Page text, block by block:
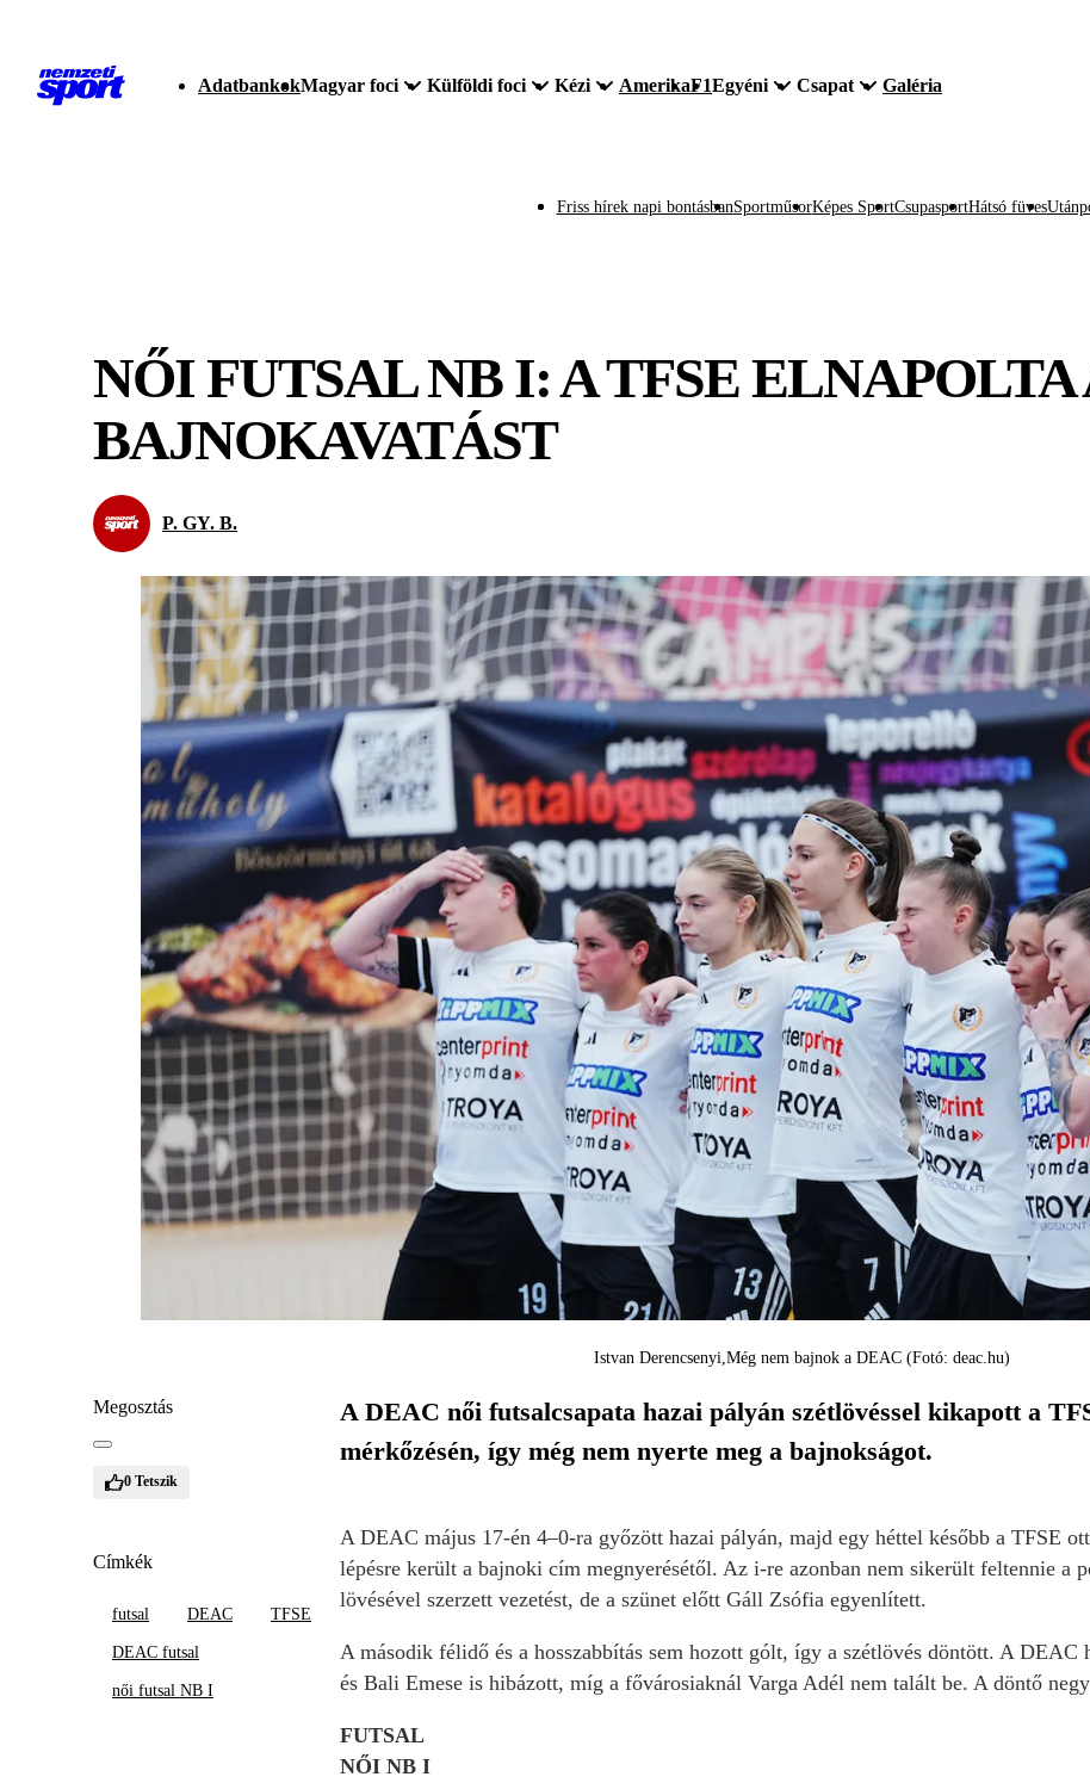
AdatbankokMagyar foci Külföldi foci Kézi AmerikaF1Egyéni Csapat Galéria
Friss hírek napi bontásbanSportműsorKépes SportCsupasportHátsó füves
NŐI FUTSAL NB I: A TFSE ELNAPOLTA
BAJNOKAVATÁST
P. GY. B.
Istvan Derencsenyi Még nem bajnok a DEAC (Fotó: deac.hu)
Megosztás
0 Tetszik
Címkék
futsal DEAC TFSE
DEAC futsal
női futsal NB I
A DEAC női futsalcsapata hazai pályán szétlövéssel kikapott a
mérkőzésén, így még nem nyerte meg a bajnokságot.
A DEAC május 17-én 4–0-ra győzött hazai pályán, majd egy héttel később a TFSE
lépésre került a bajnoki cím megnyerésétől. Az i-re azonban nem sikerült feltennie a
lövésével szerzett vezetést, de a szünet előtt Gáll Zsófia egyenlített.
A második félidő és a hosszabbítás sem hozott gólt, így a szétlövés döntött. A
és Bali Emese is hibázott, míg a fővárosiaknál Varga Adél nem talált be. A döntő
FUTSAL
NŐI NB I